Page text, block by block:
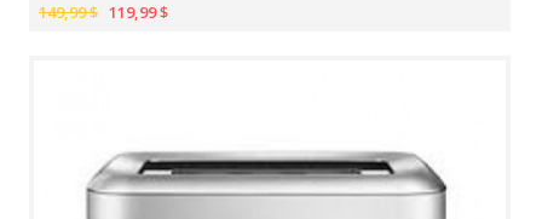
149,99 $ 119,99 $